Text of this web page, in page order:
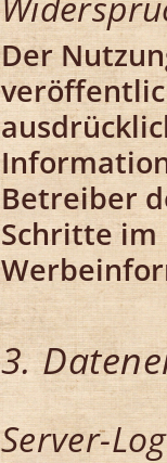
Der
Betreiber
Schritte im
3.
Server-